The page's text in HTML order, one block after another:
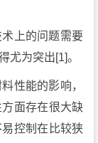
上的问题需要
尤为突出[1]。
性能的影响，
面存在很大缺
控制在比较狭